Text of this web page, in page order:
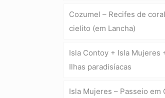
Cozumel – Recifes de
cielito (em Lancha)
Isla Contoy + Isla Mujeres
Ilhas paradisíacas
Isla Mujeres – Passeio em